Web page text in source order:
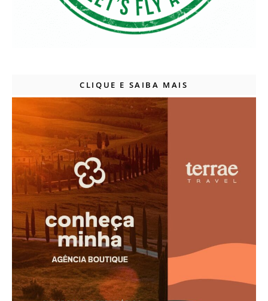
CLIQUE E SAIBA MAIS